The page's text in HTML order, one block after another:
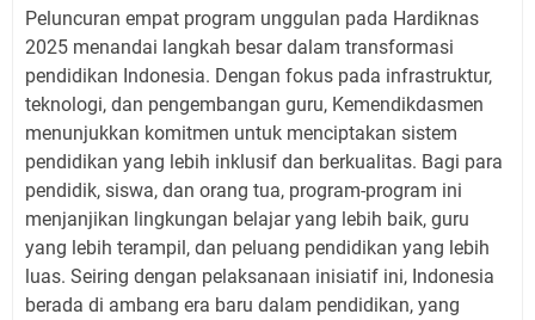
Peluncuran empat program unggulan pada Hardiknas
2025 menandai langkah besar dalam transformasi
pendidikan Indonesia. Dengan fokus pada infrastruktur,
teknologi, dan pengembangan guru, Kemendikdasmen
menunjukkan komitmen untuk menciptakan sistem
pendidikan yang lebih inklusif dan berkualitas. Bagi para
pendidik, siswa, dan orang tua, program-program ini
menjanjikan lingkungan belajar yang lebih baik, guru
yang lebih terampil, dan peluang pendidikan yang lebih
luas. Seiring dengan pelaksanaan inisiatif ini, Indonesia
berada di ambang era baru dalam pendidikan, yang